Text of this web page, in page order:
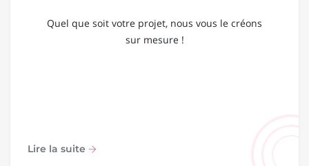
Quel que soit votre projet, nous vous le créons
sur mesure !
Lire la suite